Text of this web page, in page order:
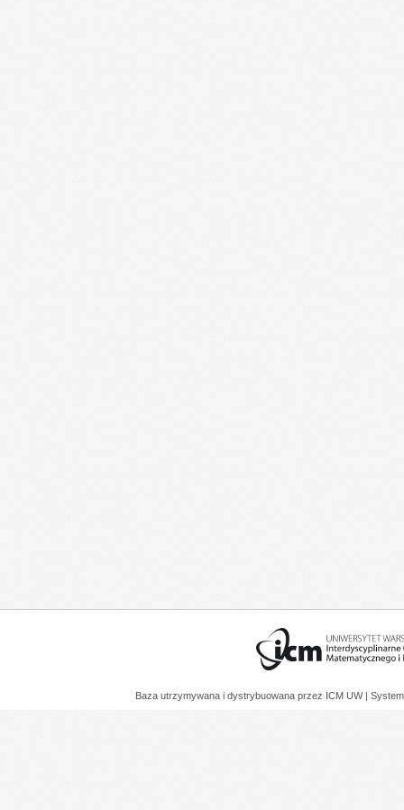
Baza utrzymywana i dystrybuowana przez ICM UW |